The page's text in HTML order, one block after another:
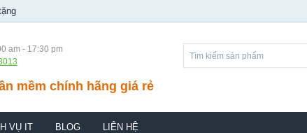
am - 17:30 pm
mềm chính hãng giá rẻ
VỤ IT BLOG LIÊN HỆ